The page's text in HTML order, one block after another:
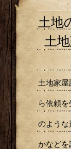
土地家
ら依頼
のよう
かなど
表示に